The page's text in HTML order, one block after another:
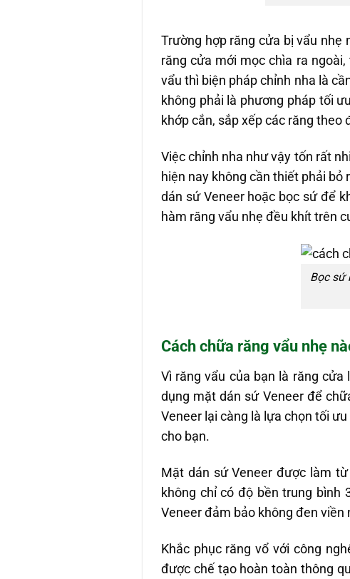
Trường hợp răng cửa bị vẩu nhẹ
răng cửa mới mọc chìa ra
vẩu thì biện pháp chỉnh nha là
không phải là phương pháp tối
khớp cắn, sắp xếp các răng theo
Việc chỉnh nha như vậy tốn rất
hiện nay không cần thiết phải bỏ
dán sứ Veneer hoặc bọc sứ để
hàm răng vẩu nhẹ đều khít trên
Bọc sứ
Cách chữa răng vẩu nhẹ
Vì răng vẩu của bạn là răng
dụng mặt dán sứ Veneer để
Veneer lại càng là lựa chọn tối
cho bạn.
Mặt dán sứ Veneer được làm
không chỉ có độ bền trung bình
Veneer đảm bảo không đen viền
Khắc phục răng vổ với công
được chế tạo hoàn toàn thông